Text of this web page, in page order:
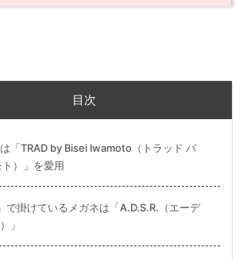
目次
「TRAD by Bisei Iwamoto（トラッド バ
）」を愛用
で掛けているメガネは「A.D.S.R.（エーデ
」